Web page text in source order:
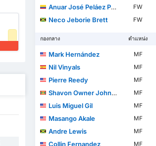
Anuar José Peláez Paba FW
Neco Jeborie Brett
FW
กองกลาง ตำแหน่ง
Mark Hernández MF
Nil Vinyals
MF
Pierre Reedy
MF
Shavon Owner John-Brown
MF
Luis Miguel Gil
MF
Masango Akale
MF
Andre Lewis
MF
Collin Fernandez
MF